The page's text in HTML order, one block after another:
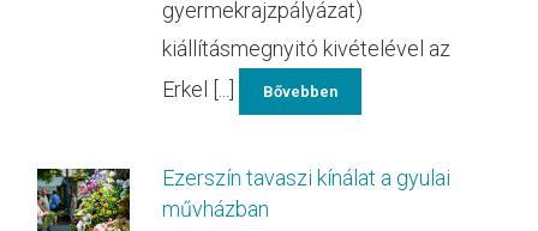
gyermekrajzpályázat)
kiállításmegnyitó kivételével az
Erkel [...]
Bővebben
Ezerszín tavaszi kínálat a gyulai
művházban